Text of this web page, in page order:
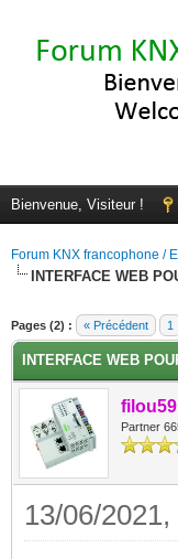
Bienvenue, Visiteur !
Forum KNX francophone /
INTERFACE WEB
Pages (2) : « Précédent 1
INTERFACE WEB
filou59
Partner
13/06/